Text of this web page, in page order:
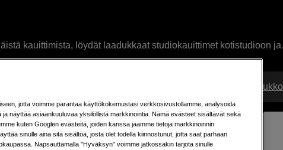
kauittimista, löydät laadukkaat studiokauittimet kotistudioon ja
sopivat kauttimet joko pareina tai yksittäin. Tee hankinta
Ruudukko
jotta voimme parantaa käyttökokemustasi verkkosivustollamme, analysoida
näyttää asiaankuuluvaa yksilöllistä markkinointia. Nämä evästeet sisältävät sekä
kuten Googlen evästeitä, joiden kanssa jaamme tietoja markkinoinnin
sinulle aina sitä sisältöä, josta olet todella kiinnostunut, jotta saat parhaan
Napsauttamalla "Hyväksyn" voimme jatkossakin tarjota sinulle